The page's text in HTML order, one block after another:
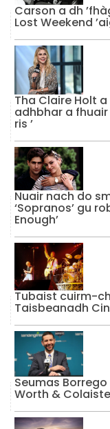
Carson a dh
Lost Weekend
Tha Claire Holt
adhbhar a fhuair
ris ’
Nuair nach do
‘Sopranos’ gu
Enough’
Tubaist cuirm-
Taisbeanadh
Seumas
Worth & Colaiste